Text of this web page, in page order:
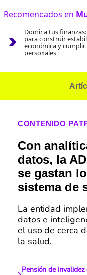
Recomendados en
Domina tus finanzas:
para construir
económica y cumplir
personales
CONTENIDO
Con
datos, la
se gastan
sistema de
La entidad
datos e
el uso de cerca
la salud.
Pensión de